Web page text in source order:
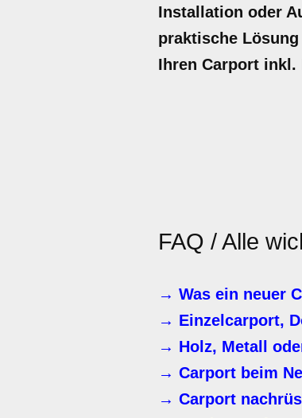
Installation oder
praktische
Ihren Carport inkl.
FAQ / Alle
→ Was ein neuer
→ Einzelcarport,
→ Holz, Metall
→ Carport beim
→ Carport